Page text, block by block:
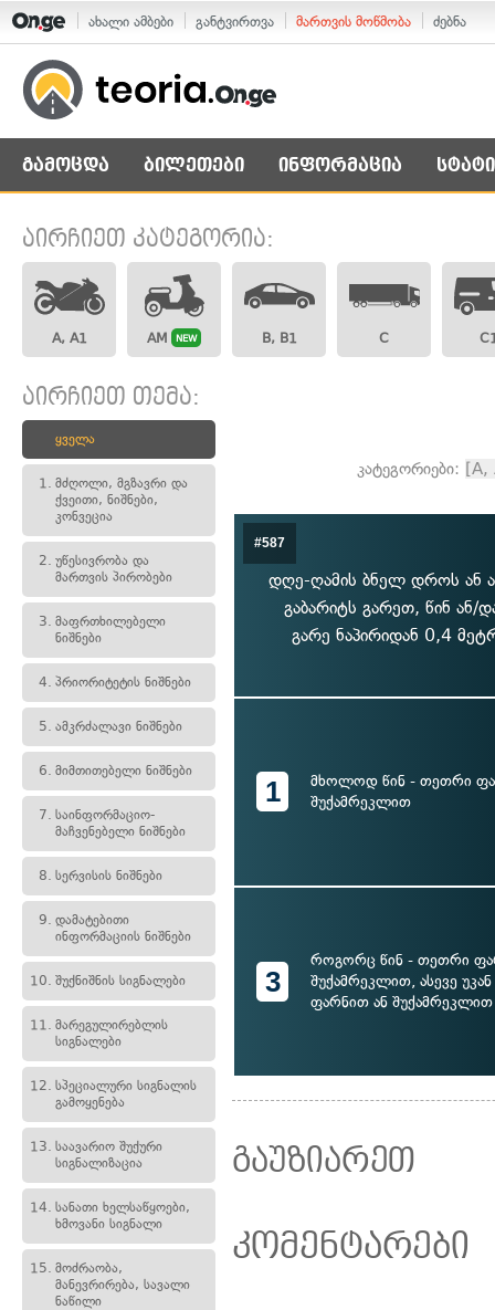
ახალი ამბები განტვირთვა მართვის მოწმობა ძებნა
გამოცდა ბილეთები ინფორმაცია
აირჩიეთ კატეგორია:
A, A1 AM NEW B, B1 C
აირჩიეთ თემა:
ყველა
1. მძღოლი, მგზავრი და
ქვეითი, ნიშნები,
კონვეცია
2. უწესივრობა და
მართვის პირობები
3. მაფრთხილებელი
ნიშნები
4. პრიორიტეტის ნიშნები
5. ამკრძალავი ნიშნები
6. მიმთითებელი ნიშნები
7. საინფორმაციო-
მაჩვენებელი ნიშნები
8. სერვისის ნიშნები
9. დამატებითი
ინფორმაციის ნიშნები
10. შუქნიშნის სიგნალები
11. მარეგულირებლის
სიგნალები
12. სპეციალური სიგნალის
გამოყენება
13. საავარიო შუქური
სიგნალიზაცია
14. სანათი ხელსაწყოები,
ხმოვანი სიგნალი
15. მოძრაობა,
მანევრირება, სავალი
ნაწილი
კატეგორიები: [A,
#587
დღე-ღამის ბნელ დროს ან
გაბარიტს გარეთ, წინ ან/
გარე ნაპირიდან 0,4
1
მხოლოდ წინ - თეთრი
შუქამრეკლით
3
როგორც წინ - თეთრი
შუქამრეკლით, ასევე
ფარნით ან შუქამრეკლით
გაუზიარეთ
კომენტარები